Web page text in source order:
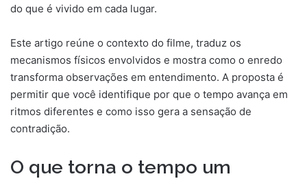
do que é vivido em cada lugar.
Este artigo reúne o contexto do filme, traduz os
mecanismos físicos envolvidos e mostra como o enredo
transforma observações em entendimento. A proposta é
permitir que você identifique por que o tempo avança em
ritmos diferentes e como isso gera a sensação de
contradição.
O que torna o tempo um